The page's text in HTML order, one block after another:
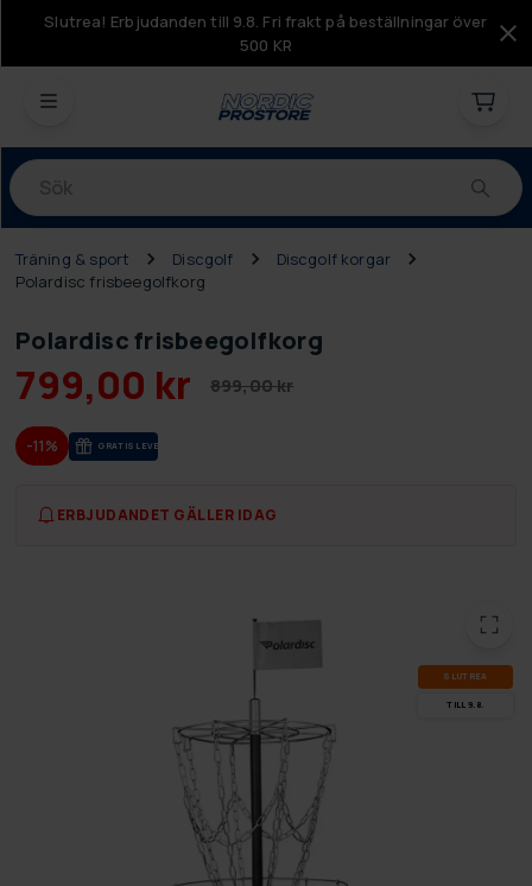
Slutrea! Erbjudanden till 9.8. Fri frakt på beställningar över
500 KR
Produkter
Träning & sport Discgolf
Discgolf korgar
Polardisc frisbeegolfkorg
Polardisc frisbeegolfkorg
799,00 kr 899,00 kr
-11% GRA­TIS LE­VE­RANS
ERBJUDANDET GÄLLER IDAG
SLUT­REA
TILL 9.8.